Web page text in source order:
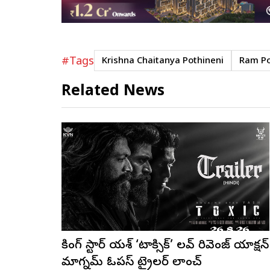
#Tags Krishna Chaitanya Pothineni Ram
Related News
రాకింగ్ స్టార్ యశ్ ‘టాక్సిక్’ లవ్ రివెంజ్ యాక్షన్
మాగ్నమ్ ఓపస్‌ ట్రైలర్ లాంచ్